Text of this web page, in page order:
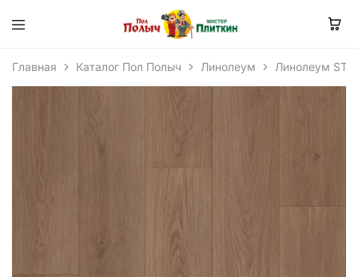
Главная Каталог Пол Полыч Линолеум Линолеум